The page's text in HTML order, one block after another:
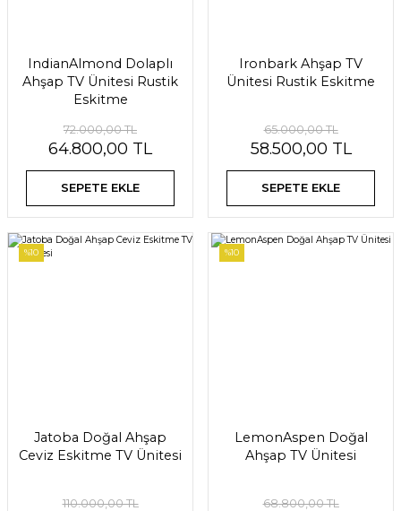
IndianAlmond Dolaplı
Ahşap TV Ünitesi Rustik
Eskitme
72.000,00 TL
64.800,00 TL
SEPETE EKLE
Ironbark Ahşap TV
Ünitesi Rustik Eskitme
65.000,00 TL
58.500,00 TL
SEPETE EKLE
%10
Jatoba Doğal Ahşap
Ceviz Eskitme TV Ünitesi
110.000,00 TL
%10
LemonAspen Doğal
Ahşap TV Ünitesi
68.800,00 TL